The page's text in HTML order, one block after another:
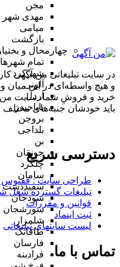
مجن
مهدی شهر
میامی
بازگشت
چهارمحال و
تمام شهر‌ها
شهرکرد
آلونی
اردل
باباحیدر
بروجن
بلداجی
بن
جونقان
چلگرد
سامان
سفیددشت
سودجان
سورشجان
شلمزار
طاقانک
فارسان
فرادبنه
در سایت تبلیغاتی من آگهی
و هیچ واسطه‌ای در این میان
خرید و فروشِ شما، سایت من
باید خودشان جنبه‌های مختلف
دسترسی سریع
طراحی سایت :‌ ققنوس
تبلیغات گسترده شغل
قوانین و مقررات
ثبت اینماد
لیست سایتهای تبلیغاتی
تماس با ما